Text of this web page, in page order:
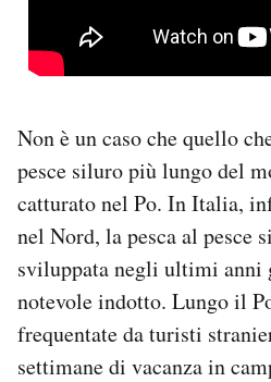
Non è un caso che quello
pesce siluro più lungo del
catturato nel Po. In Italia,
nel Nord, la pesca al pesce
sviluppata negli ultimi anni
notevole indotto. Lungo il
frequentate da turisti
settimane di vacanza in